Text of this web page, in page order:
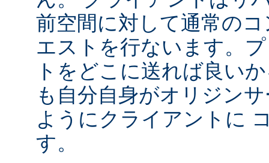
前空間に対して通常の
エストを行ないます。
トをどこに送れば良い
も自分自身がオリジン
ようにクライアントに
す。